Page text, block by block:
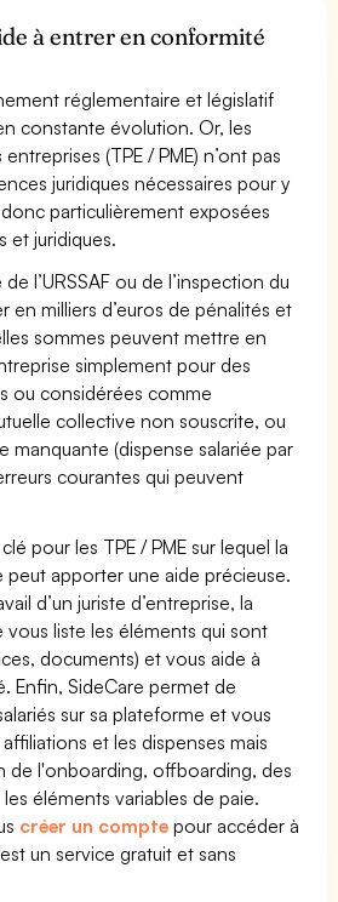
à entrer en conformité
réglementaire et législatif
constante évolution. Or, les
(TPE / PME) n’ont pas
juridiques nécessaires pour y
particulièrement exposées
et juridiques.
l’URSSAF ou de l’inspection du
en milliers d’euros de pénalités et
sommes peuvent mettre en
simplement pour des
ou considérées comme
collective non souscrite, ou
manquante (dispense salariée par
courantes qui peuvent
pour les TPE / PME sur lequel la
peut apporter une aide précieuse.
d’un juriste d’entreprise, la
liste les éléments qui sont
documents) et vous aide à
Enfin, SideCare permet de
sur sa plateforme et vous
et les dispenses mais
de l'onboarding, offboarding, des
éléments variables de paie.
créer un compte pour accéder à
un service gratuit et sans